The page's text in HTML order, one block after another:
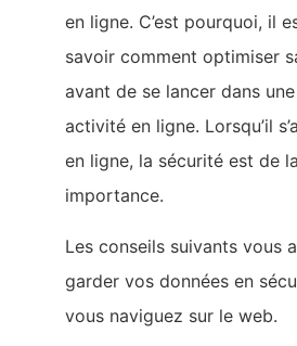
en ligne. C’est pourquoi, il
savoir comment optimiser
avant de se lancer dans
activité en ligne. Lorsqu’il
en ligne, la sécurité est de
importance.
Les conseils suivants vous
garder vos données en
vous naviguez sur le web.